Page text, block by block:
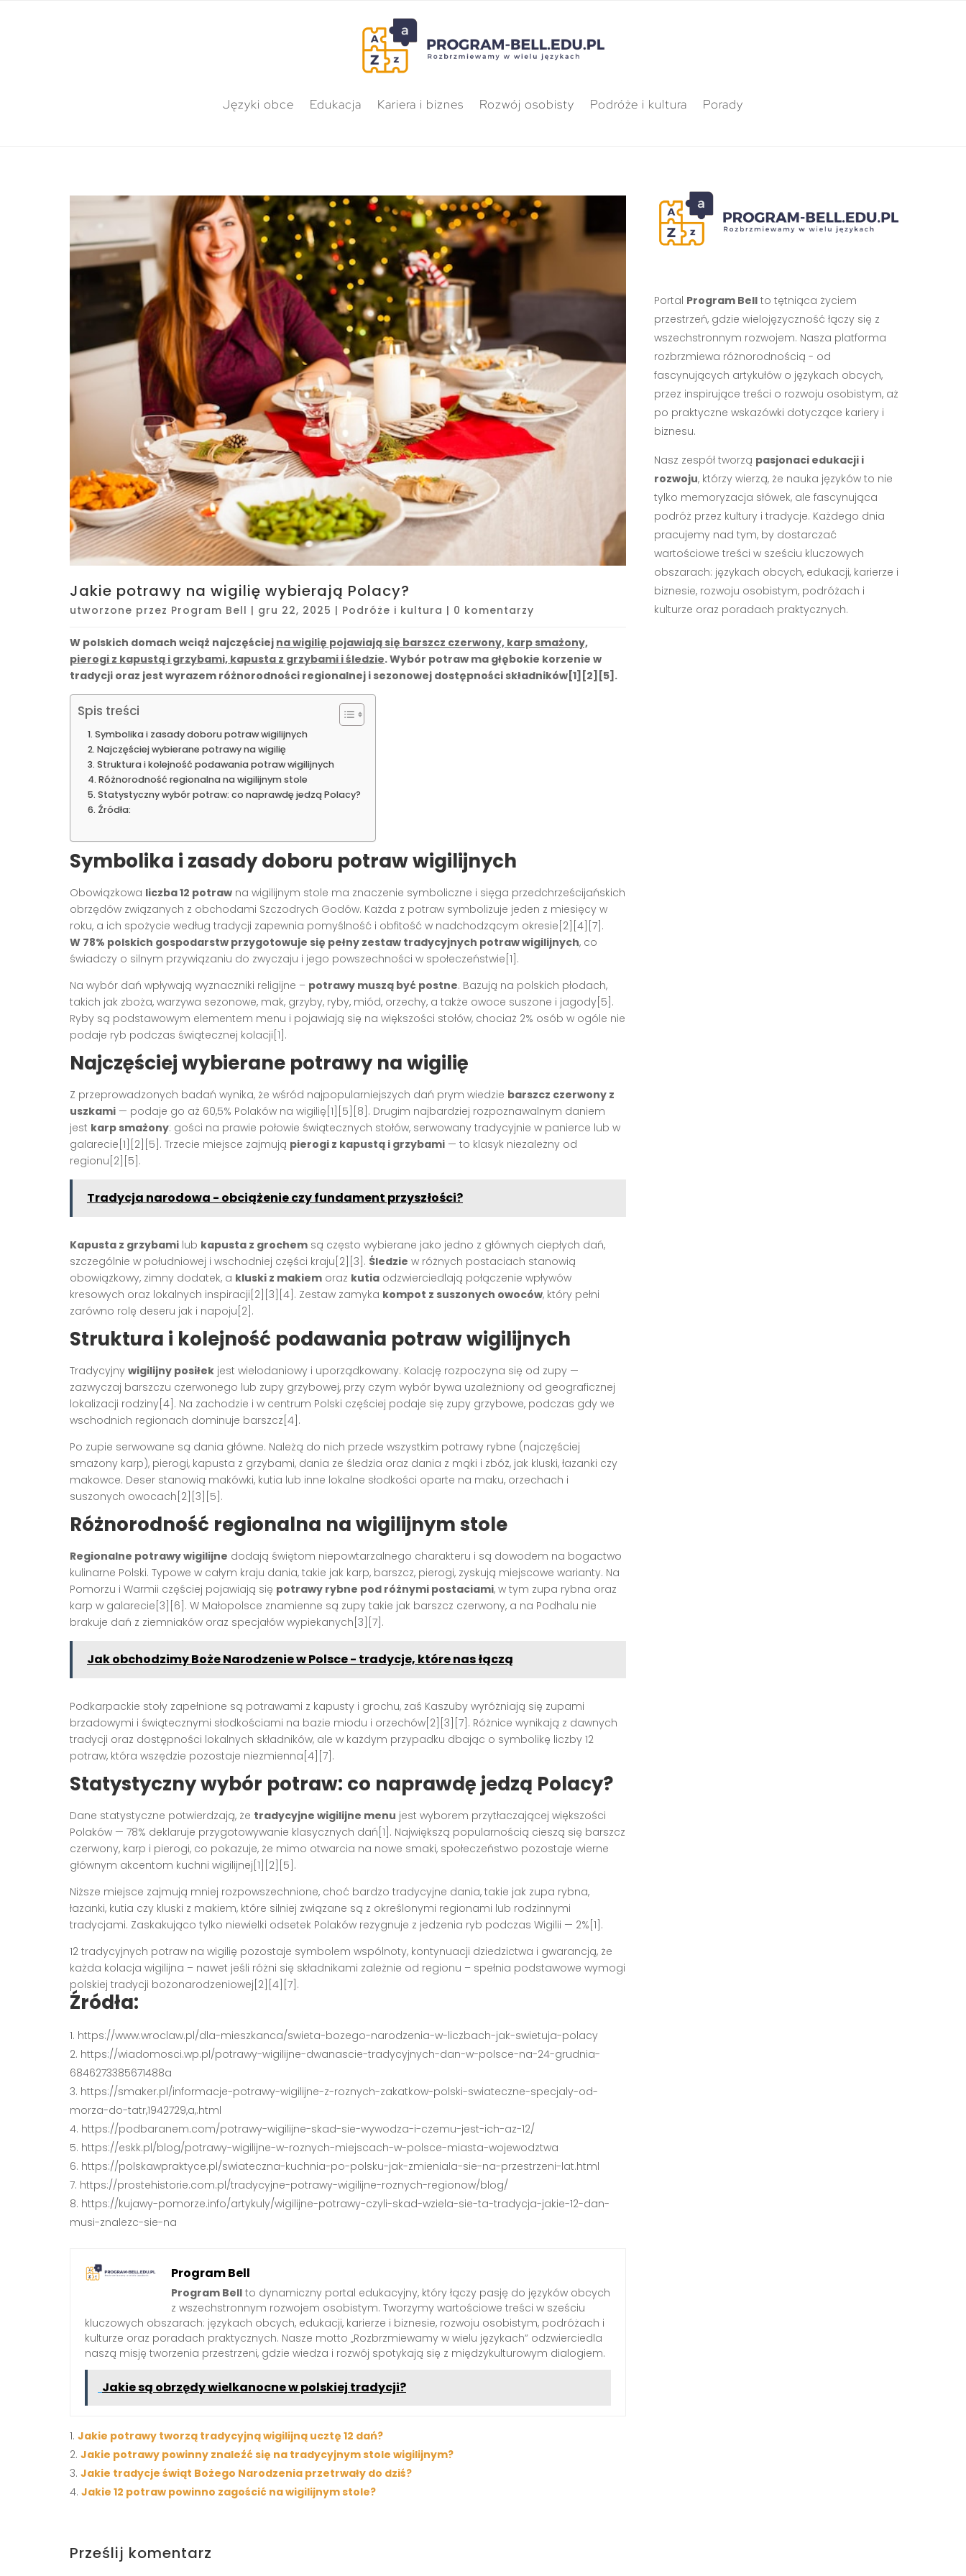
Języki obce Edukacja Kariera i biznes Rozwój osobisty Podróże i kultura Porady
Jakie potrawy na wigilię wybierają Polacy?
utworzone przez Program Bell | gru 22, 2025 | Podróże i kultura | 0 komentarzy
W polskich domach wciąż najczęściej na wigilię pojawiają się barszcz czerwony, karp smażony,
pierogi z kapustą i grzybami, kapusta z grzybami i śledzie. Wybór potraw ma głębokie korzenie w
tradycji oraz jest wyrazem różnorodności regionalnej i sezonowej dostępności składników[1][2][5].
Spis treści
Symbolika i zasady doboru potraw wigilijnych
Najczęściej wybierane potrawy na wigilię
Struktura i kolejność podawania potraw wigilijnych
Różnorodność regionalna na wigilijnym stole
Statystyczny wybór potraw: co naprawdę jedzą Polacy?
Źródła:
Symbolika i zasady doboru potraw wigilijnych
Obowiązkowa liczba 12 potraw na wigilijnym stole ma znaczenie symboliczne i sięga przedchrześcijańskich
obrzędów związanych z obchodami Szczodrych Godów. Każda z potraw symbolizuje jeden z miesięcy w
roku, a ich spożycie według tradycji zapewnia pomyślność i obfitość w nadchodzącym okresie[2][4][7].
W 78% polskich gospodarstw przygotowuje się pełny zestaw tradycyjnych potraw wigilijnych, co
świadczy o silnym przywiązaniu do zwyczaju i jego powszechności w społeczeństwie[1].
Na wybór dań wpływają wyznaczniki religijne – potrawy muszą być postne. Bazują na polskich płodach,
takich jak zboża, warzywa sezonowe, mak, grzyby, ryby, miód, orzechy, a także owoce suszone i jagody[5].
Ryby są podstawowym elementem menu i pojawiają się na większości stołów, chociaż 2% osób w ogóle nie
podaje ryb podczas świątecznej kolacji[1].
Najczęściej wybierane potrawy na wigilię
Z przeprowadzonych badań wynika, że wśród najpopularniejszych dań prym wiedzie barszcz czerwony z
uszkami — podaje go aż 60,5% Polaków na wigilię[1][5][8]. Drugim najbardziej rozpoznawalnym daniem
jest karp smażony: gości na prawie połowie świątecznych stołów, serwowany tradycyjnie w panierce lub w
galarecie[1][2][5]. Trzecie miejsce zajmują pierogi z kapustą i grzybami — to klasyk niezależny od
regionu[2][5].
Tradycja narodowa - obciążenie czy fundament przyszłości?
Kapusta z grzybami lub kapusta z grochem są często wybierane jako jedno z głównych ciepłych dań,
szczególnie w południowej i wschodniej części kraju[2][3]. Śledzie w różnych postaciach stanowią
obowiązkowy, zimny dodatek, a kluski z makiem oraz kutia odzwierciedlają połączenie wpływów
kresowych oraz lokalnych inspiracji[2][3][4]. Zestaw zamyka kompot z suszonych owoców, który pełni
zarówno rolę deseru jak i napoju[2].
Struktura i kolejność podawania potraw wigilijnych
Tradycyjny wigilijny posiłek jest wielodaniowy i uporządkowany. Kolację rozpoczyna się od zupy —
zazwyczaj barszczu czerwonego lub zupy grzybowej, przy czym wybór bywa uzależniony od geograficznej
lokalizacji rodziny[4]. Na zachodzie i w centrum Polski częściej podaje się zupy grzybowe, podczas gdy we
wschodnich regionach dominuje barszcz[4].
Po zupie serwowane są dania główne. Należą do nich przede wszystkim potrawy rybne (najczęściej
smażony karp), pierogi, kapusta z grzybami, dania ze śledzia oraz dania z mąki i zbóż, jak kluski, łazanki czy
makowce. Deser stanowią makówki, kutia lub inne lokalne słodkości oparte na maku, orzechach i
suszonych owocach[2][3][5].
Różnorodność regionalna na wigilijnym stole
Regionalne potrawy wigilijne dodają świętom niepowtarzalnego charakteru i są dowodem na bogactwo
kulinarne Polski. Typowe w całym kraju dania, takie jak karp, barszcz, pierogi, zyskują miejscowe warianty. Na
Pomorzu i Warmii częściej pojawiają się potrawy rybne pod różnymi postaciami, w tym zupa rybna oraz
karp w galarecie[3][6]. W Małopolsce znamienne są zupy takie jak barszcz czerwony, a na Podhalu nie
brakuje dań z ziemniaków oraz specjałów wypiekanych[3][7].
Jak obchodzimy Boże Narodzenie w Polsce - tradycje, które nas łączą
Podkarpackie stoły zapełnione są potrawami z kapusty i grochu, zaś Kaszuby wyróżniają się zupami
brzadowymi i świątecznymi słodkościami na bazie miodu i orzechów[2][3][7]. Różnice wynikają z dawnych
tradycji oraz dostępności lokalnych składników, ale w każdym przypadku dbając o symbolikę liczby 12
potraw, która wszędzie pozostaje niezmienna[4][7].
Statystyczny wybór potraw: co naprawdę jedzą Polacy?
Dane statystyczne potwierdzają, że tradycyjne wigilijne menu jest wyborem przytłaczającej większości
Polaków — 78% deklaruje przygotowywanie klasycznych dań[1]. Największą popularnością cieszą się barszcz
czerwony, karp i pierogi, co pokazuje, że mimo otwarcia na nowe smaki, społeczeństwo pozostaje wierne
głównym akcentom kuchni wigilijnej[1][2][5].
Niższe miejsce zajmują mniej rozpowszechnione, choć bardzo tradycyjne dania, takie jak zupa rybna,
łazanki, kutia czy kluski z makiem, które silniej związane są z określonymi regionami lub rodzinnymi
tradycjami. Zaskakująco tylko niewielki odsetek Polaków rezygnuje z jedzenia ryb podczas Wigilii — 2%[1].
12 tradycyjnych potraw na wigilię pozostaje symbolem wspólnoty, kontynuacji dziedzictwa i gwarancją, że
każda kolacja wigilijna – nawet jeśli różni się składnikami zależnie od regionu – spełnia podstawowe wymogi
polskiej tradycji bożonarodzeniowej[2][4][7].
Źródła:
https://www.wroclaw.pl/dla-mieszkanca/swieta-bozego-narodzenia-w-liczbach-jak-swietuja-polacy
https://wiadomosci.wp.pl/potrawy-wigilijne-dwanascie-tradycyjnych-dan-w-polsce-na-24-grudnia-
6846273385671488a
https://smaker.pl/informacje-potrawy-wigilijne-z-roznych-zakatkow-polski-swiateczne-specjaly-od-
morza-do-tatr,1942729,a,.html
https://podbaranem.com/potrawy-wigilijne-skad-sie-wywodza-i-czemu-jest-ich-az-12/
https://eskk.pl/blog/potrawy-wigilijne-w-roznych-miejscach-w-polsce-miasta-wojewodztwa
https://polskawpraktyce.pl/swiateczna-kuchnia-po-polsku-jak-zmieniala-sie-na-przestrzeni-lat.html
https://prostehistorie.com.pl/tradycyjne-potrawy-wigilijne-roznych-regionow/blog/
https://kujawy-pomorze.info/artykuly/wigilijne-potrawy-czyli-skad-wziela-sie-ta-tradycja-jakie-12-dan-
musi-znalezc-sie-na
Program Bell
Program Bell to dynamiczny portal edukacyjny, który łączy pasję do języków obcych
z wszechstronnym rozwojem osobistym. Tworzymy wartościowe treści w sześciu
kluczowych obszarach: językach obcych, edukacji, karierze i biznesie, rozwoju osobistym, podróżach i
kulturze oraz poradach praktycznych. Nasze motto „Rozbrzmiewamy w wielu językach” odzwierciedla
naszą misję tworzenia przestrzeni, gdzie wiedza i rozwój spotykają się z międzykulturowym dialogiem.
Jakie są obrzędy wielkanocne w polskiej tradycji?
Jakie potrawy tworzą tradycyjną wigilijną ucztę 12 dań?
Jakie potrawy powinny znaleźć się na tradycyjnym stole wigilijnym?
Jakie tradycje świąt Bożego Narodzenia przetrwały do dziś?
Jakie 12 potraw powinno zagościć na wigilijnym stole?
Prześlij komentarz
Portal Program Bellto tętniąca życiem
przestrzeń, gdzie wielojęzyczność łączy się z
wszechstronnym rozwojem. Nasza platforma
rozbrzmiewa różnorodnością - od
fascynujących artykułów o językach obcych,
przez inspirujące treści o rozwoju osobistym, aż
po praktyczne wskazówki dotyczące kariery i
biznesu.
Nasz zespół tworzą pasjonaci edukacji i
rozwoju, którzy wierzą, że nauka języków to nie
tylko memoryzacja słówek, ale fascynująca
podróż przez kultury i tradycje. Każdego dnia
pracujemy nad tym, by dostarczać
wartościowe treści w sześciu kluczowych
obszarach: językach obcych, edukacji, karierze i
biznesie, rozwoju osobistym, podróżach i
kulturze oraz poradach praktycznych.